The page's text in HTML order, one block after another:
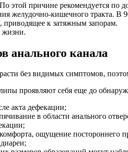
этой причине рекомендуется по
желудочно-кишечного тракта. В
приводящее к затяжным запорам.
жизни.
анального канала
без видимых симптомов,
проявляют себя еще до
акта дефекации;
в области анального
ощущение постороннего